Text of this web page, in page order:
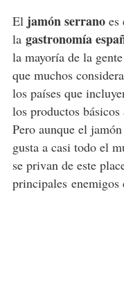
El jamón serranoes
lagastronomía
la mayoría de la
que muchos
los países que
los productos
Pero aunque el
gusta a casi todo el
se privan de este
principales enemigos